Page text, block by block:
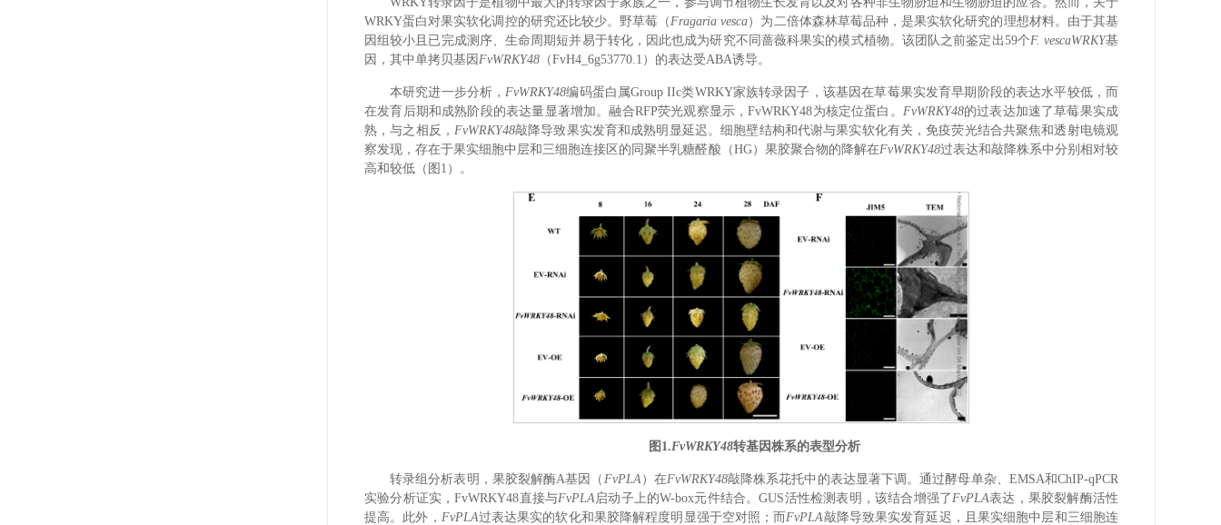
WRKY蛋白对果实软化调控的研究还比较少。野草莓（Fragaria vesca）为二倍体森林草莓品种，是果实软化研究的理想材料。由于其基
因组较小且已完成测序、生命周期短并易于转化，因此也成为研究不同蔷薇科果实的模式植物。该团队之前鉴定出59个F. vescaWRKY基
因，其中单拷贝基因FvWRKY48 （FvH4_6g53770.1）的表达受ABA诱导。
本研究进一步分析，FvWRKY48编码蛋白属Group IIc类WRKY家族转录因子，该基因在草莓果实发育早期阶段的表达水平较低，而
在发育后期和成熟阶段的表达量显著增加。融合RFP荧光观察显示，FvWRKY48为核定位蛋白。 FvWRKY48的过表达加速了草莓果实成
熟，与之相反， FvWRKY48敲降导致果实发育和成熟明显延迟。细胞壁结构和代谢与果实软化有关，免疫荧光结合共聚焦和透射电镜观
察发现，存在于果实细胞中层和三细胞连接区的同聚半乳糖醛酸（HG）果胶聚合物的降解在FvWRKY48过表达和敲降株系中分别相对较
高和较低（图1）。
图1.FvWRKY48转基因株系的表型分析
转录组分析表明，果胶裂解酶A基因（ FvPLA ）在FvWRKY48敲降株系花托中的表达显著下调。通过酵母单杂、EMSA和ChIP-qPCR
实验分析证实，FvWRKY48直接与FvPLA 启动子上的W-box元件结合。GUS活性检测表明，该结合增强了 FvPLA表达，果胶裂解酶活性
提高。此外， FvPLA过表达果实的软化和果胶降解程度明显强于空对照；而 FvPLA敲降导致果实发育延迟，且果实细胞中层和三细胞连